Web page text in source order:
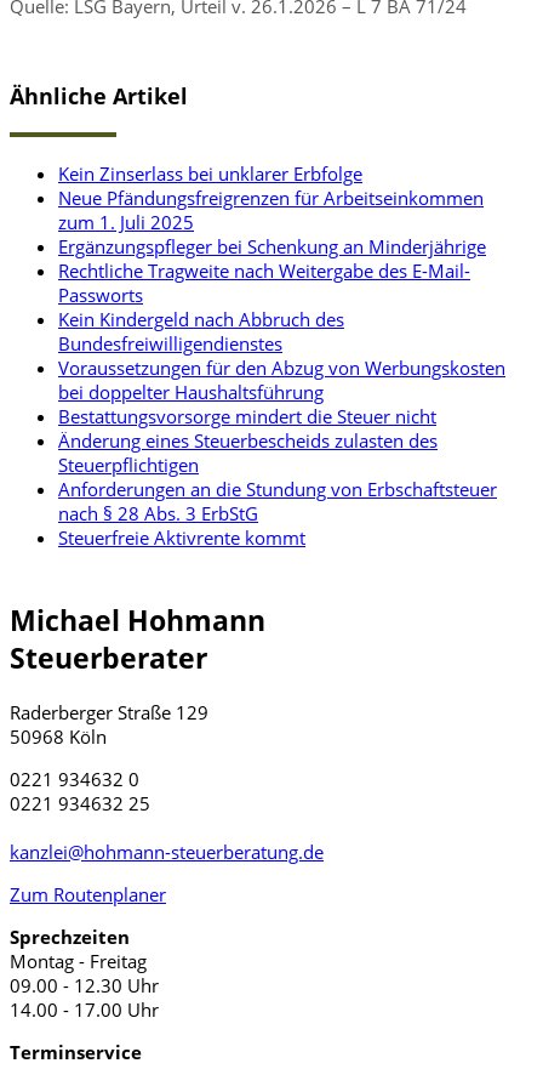
Quelle: LSG Bayern, Urteil v. 26.1.2026 – L 7 BA 71/24
Ähnliche Artikel
Kein Zinserlass bei unklarer Erbfolge
Neue Pfändungsfreigrenzen für Arbeitseinkommen
zum 1. Juli 2025
Ergänzungspfleger bei Schenkung an Minderjährige
Rechtliche Tragweite nach Weitergabe des E-Mail-
Passworts
Kein Kindergeld nach Abbruch des
Bundesfreiwilligendienstes
Voraussetzungen für den Abzug von Werbungskosten
bei doppelter Haushaltsführung
Bestattungsvorsorge mindert die Steuer nicht
Änderung eines Steuerbescheids zulasten des
Steuerpflichtigen
Anforderungen an die Stundung von Erbschaftsteuer
nach § 28 Abs. 3 ErbStG
Steuerfreie Aktivrente kommt
Michael Hohmann
Steuerberater
Raderberger Straße 129
50968 Köln
0221 934632 0
0221 934632 25
kanzlei@hohmann-steuerberatung.de
Zum Routenplaner
Sprechzeiten
Montag - Freitag
09.00 - 12.30 Uhr
14.00 - 17.00 Uhr
Terminservice